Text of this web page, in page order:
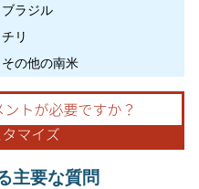
ブラジル
チリ
その他の南米
主要な質問